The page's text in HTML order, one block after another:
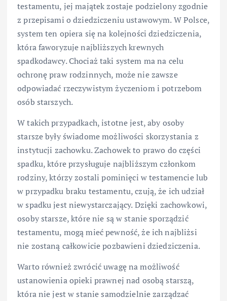
testamentu, jej majątek zostaje podzielony zgodnie
z przepisami o dziedziczeniu ustawowym. W Polsce,
system ten opiera się na kolejności dziedziczenia,
która faworyzuje najbliższych krewnych
spadkodawcy. Chociaż taki system ma na celu
ochronę praw rodzinnych, może nie zawsze
odpowiadać rzeczywistym życzeniom i potrzebom
osób starszych.
W takich przypadkach, istotne jest, aby osoby
starsze były świadome możliwości skorzystania z
instytucji zachowku. Zachowek to prawo do części
spadku, które przysługuje najbliższym członkom
rodziny, którzy zostali pominięci w testamencie lub
w przypadku braku testamentu, czują, że ich udział
w spadku jest niewystarczający. Dzięki zachowkowi,
osoby starsze, które nie są w stanie sporządzić
testamentu, mogą mieć pewność, że ich najbliżsi
nie zostaną całkowicie pozbawieni dziedziczenia.
Warto również zwrócić uwagę na możliwość
ustanowienia opieki prawnej nad osobą starszą,
która nie jest w stanie samodzielnie zarządzać